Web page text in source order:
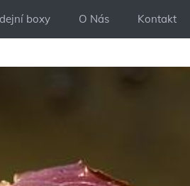
boxy O Nás Kontakt